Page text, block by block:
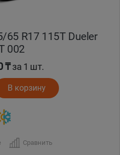
65 R17 115T Dueler
002
₸за 1 шт.
В корзину
Сравнить